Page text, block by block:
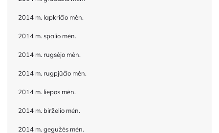
2014 m. lapkričio mėn.
2014 m. spalio mėn.
2014 m. rugsėjo mėn.
2014 m. rugpjūčio mėn.
2014 m. liepos mėn.
2014 m. birželio mėn.
2014 m. gegužės mėn.